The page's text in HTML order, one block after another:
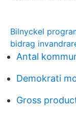
Bilnyckel
bidrag
Antal
Demokrati
Gross